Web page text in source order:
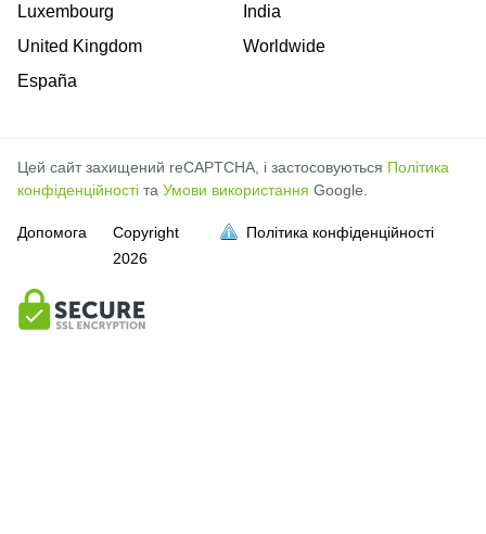
Luxembourg
United Kingdom
España
India
Worldwide
Цей сайт захищений reCAPTCHA, і застосовуються Політика
конфіденційності та Умови використання Google.
Допомога
Copyright
2026
Політика конфіденційності